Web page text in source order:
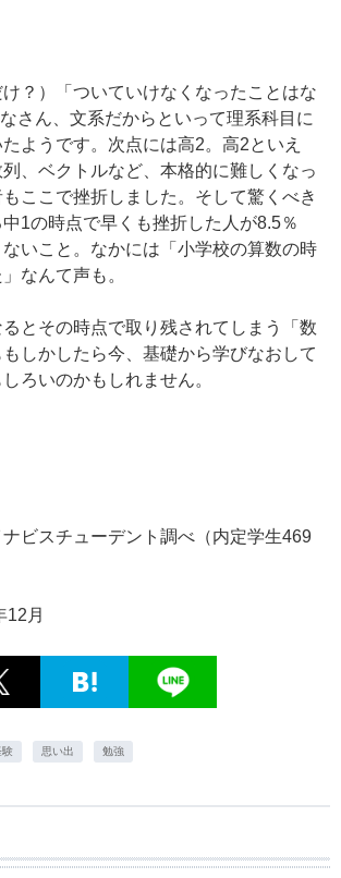
？）「ついていけなくなったことはな
さん、文系だからといって理系科目に
ようです。次点には高2。高2といえ
、ベクトルなど、本格的に難しくなっ
ここで挫折しました。そして驚くべき
1の時点で早くも挫折した人が8.5％
いこと。なかには「小学校の算数の時
なんて声も。
とその時点で取り残されてしまう「数
しかしたら今、基礎から学びなおして
ろいのかもしれません。
ビスチューデント調べ（内定学生469
12月
験 思い出 勉強